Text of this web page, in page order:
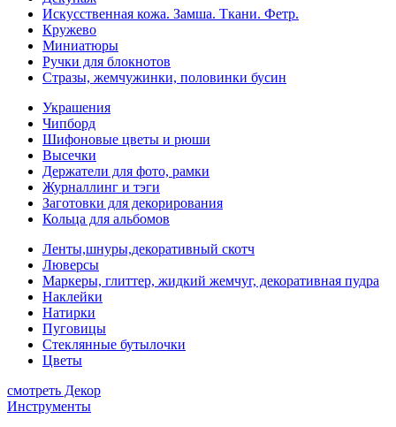
Искусственная кожа. Замша. Ткани. Фетр.
Кружево
Миниатюры
Ручки для блокнотов
Стразы, жемчужинки, половинки бусин
Украшения
Чипборд
Шифоновые цветы и рюши
Высечки
Держатели для фото, рамки
Журналлинг и тэги
Заготовки для декорирования
Кольца для альбомов
Ленты,шнуры,декоративный скотч
Люверсы
Маркеры, глиттер, жидкий жемчуг, декоративная пудра
Наклейки
Натирки
Пуговицы
Стеклянные бутылочки
Цветы
смотреть Декор
Инструменты